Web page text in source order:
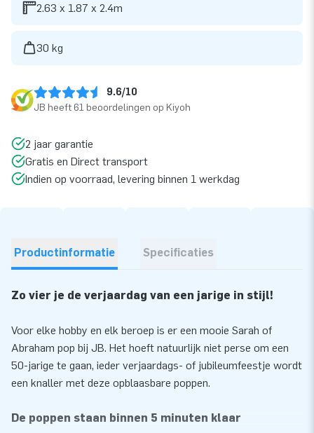
2.63 x 1.87 x 2.4m
30 kg
9.6/10
JB heeft 61 beoordelingen op Kiyoh
2 jaar garantie
Gratis en Direct transport
Indien op voorraad, levering binnen 1 werkdag
Productinformatie Specificaties
Zo vier je de verjaardag van een jarige in stijl!
Voor elke hobby en elk beroep is er een mooie Sarah of
Abraham pop bij JB. Het hoeft natuurlijk niet perse om een
50-jarige te gaan, ieder verjaardags- of jubileumfeestje wordt
een knaller met deze opblaasbare poppen.
De poppen staan binnen 5 minuten klaar